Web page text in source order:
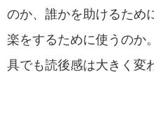
のか、誰かを助けるため
楽をするために使うのか
具でも読後感は大きく変